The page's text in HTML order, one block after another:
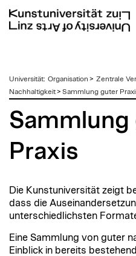
zum
Inhalt
Universität: Organisation > Zentrale
Nachhaltigkeit> Sammlung guter
Sammlung
Praxis
Die Kunstuniversität zeigt
dass die
unterschiedlichsten
Eine Sammlung von guter
Einblick in bereits